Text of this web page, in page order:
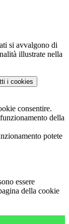
si avvalgono di
illustrate nella
i cookies
consentire.
della
potete
essere
della cookie